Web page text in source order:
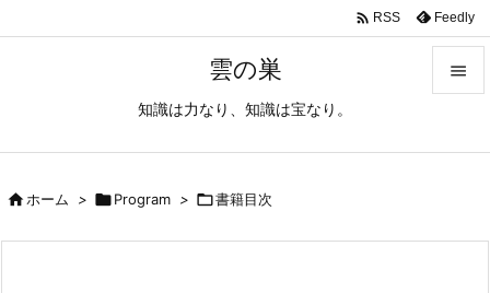
雲の巣
知識は力なり、知識は宝なり。

 RSS Feedly
ホーム > Program > 書籍目次